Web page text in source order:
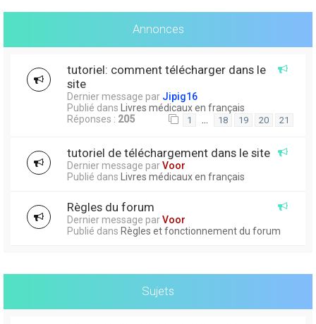
Annonces
tutoriel: comment télécharger dans le
site
Dernier message par Jipig16
Publié dans
Livres médicaux en français
Réponses : 205 1 … 18 19 20 21
tutoriel de téléchargement dans le site
Dernier message parVoor
Publié dans
Livres médicaux en français
Règles du forum
Dernier message parVoor
Publié dans Règles et fonctionnement du forum
Sujets